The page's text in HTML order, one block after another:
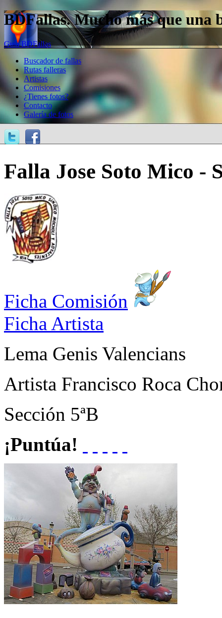
BDFallas. Mucho más que una
Guía BDFallas
Buscador de fallas
Rutas falleras
Artistas
Comisiones
¿Tienes fotos?
Contacto
Galería de fotos
Falla Jose Soto Mico -
Ficha Comisión
Ficha Artista
Lema Genis Valencians
Artista Francisco Roca
Sección 5ªB
¡Puntúa!